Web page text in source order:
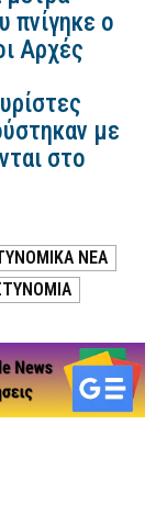
πνίγηκε ο
Αρχές
με
στο
ΝΕΑ